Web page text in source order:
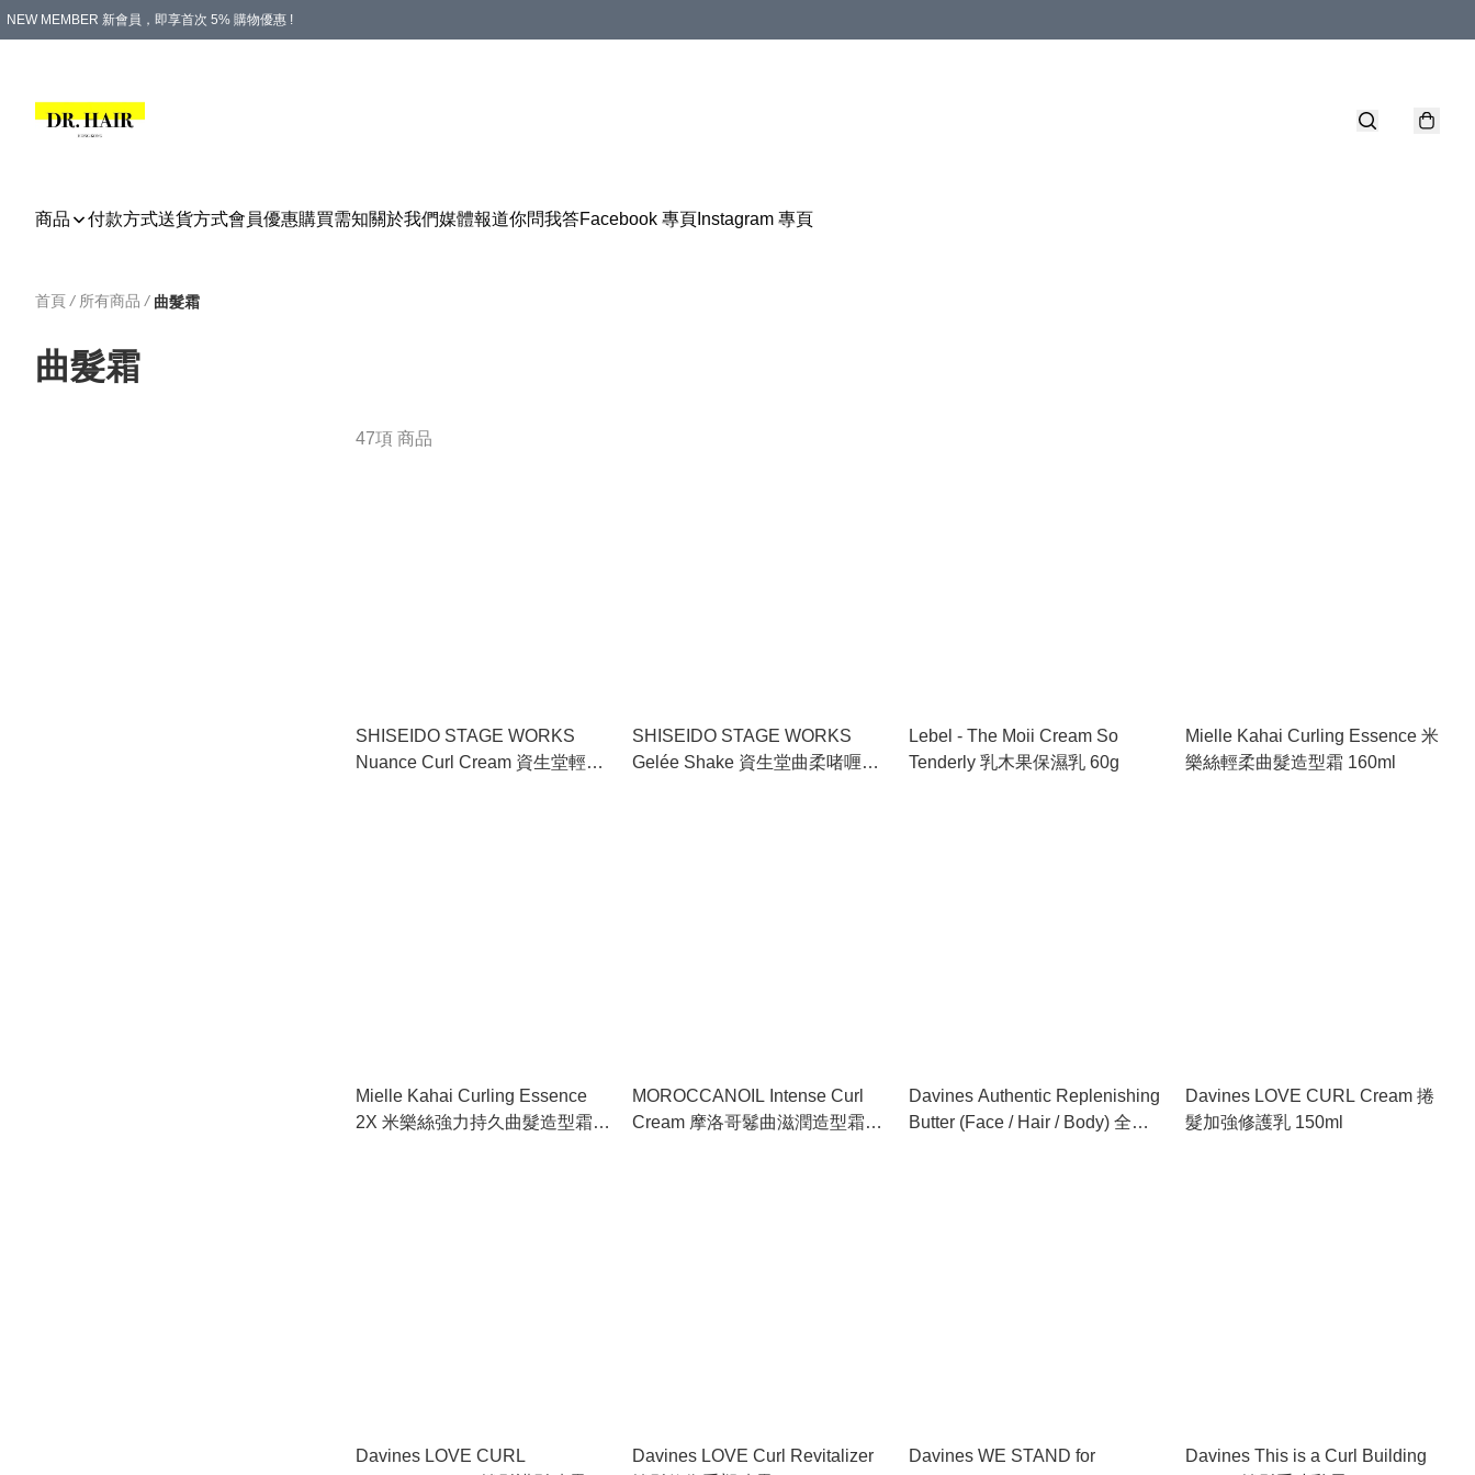
NEW MEMBER 新會員，即享首次 5% 購物優惠 !
商品 付款方式送貨方式會員優惠購買需知關於我們媒體報道你問我答Facebook 專頁 Instagram 專頁
首頁 / 所有商品 / 曲髮霜
曲髮霜
47項 商品
SHISEIDO STAGE WORKS
Nuance Curl Cream 資生堂輕盈
SHISEIDO STAGE WORKS
Gelée Shake 資生堂曲柔啫喱霧
Lebel - The Moii Cream So
Tenderly 乳木果保濕乳 60g
Mielle Kahai Curling Essence 米
樂絲輕柔曲髮造型霜 160ml
Mielle Kahai Curling Essence
2X 米樂絲強力持久曲髮造型霜
MOROCCANOIL Intense Curl
Cream 摩洛哥鬈曲滋潤造型霜
Davines Authentic Replenishing
Butter (Face / Hair / Body) 全能
Davines LOVE CURL Cream 捲
髮加強修護乳 150ml
Davines LOVE CURL
Davines LOVE Curl Revitalizer
Davines WE STAND for
Davines This is a Curl Building